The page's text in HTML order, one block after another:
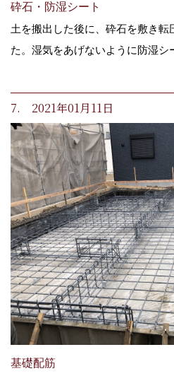
砕石・防湿シート
土を搬出した後に、砕石を敷き転
た。湿気をあげないように防湿シ
7. 2021年01月11日
基礎配筋